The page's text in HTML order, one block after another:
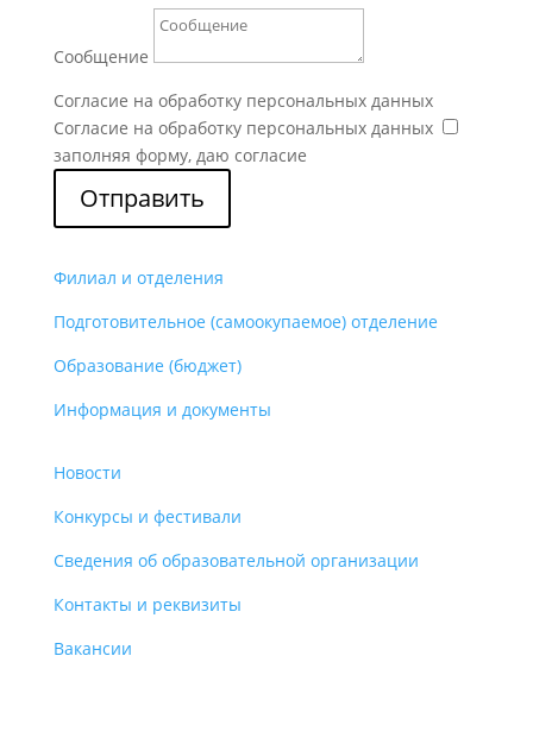
Сообщение
Согласие на обработку персональных данных
Согласие на обработку персональных данных
заполняя форму, даю согласие
Отправить
Филиал и отделения
Подготовительное (самоокупаемое) отделение
Образование (бюджет)
Информация и документы
Новости
Конкурсы и фестивали
Сведения об образовательной организации
Контакты и реквизиты
Вакансии